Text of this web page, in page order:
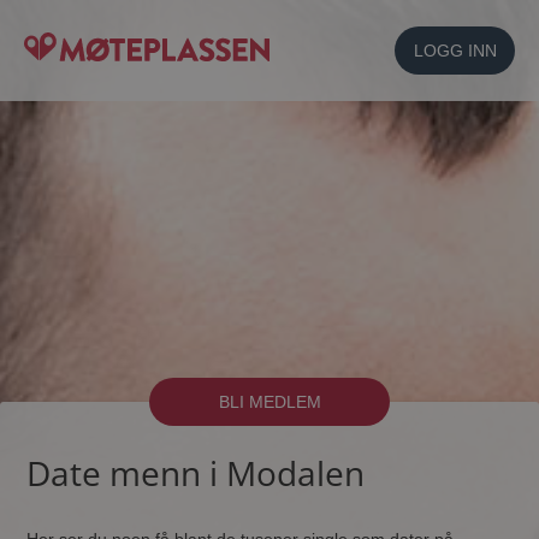
LOGG INN
BLI MEDLEM
Date menn i Modalen